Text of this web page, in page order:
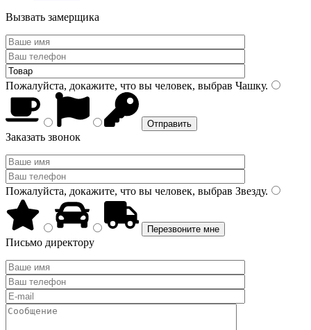
Вызвать замерщика
Пожалуйста, докажите, что вы человек, выбрав Чашку.
Заказать звонок
Пожалуйста, докажите, что вы человек, выбрав Звезду.
Письмо директору